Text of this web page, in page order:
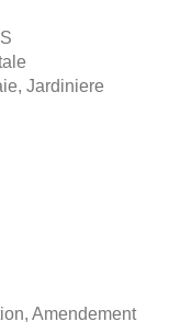
Jardiniere
Amendement